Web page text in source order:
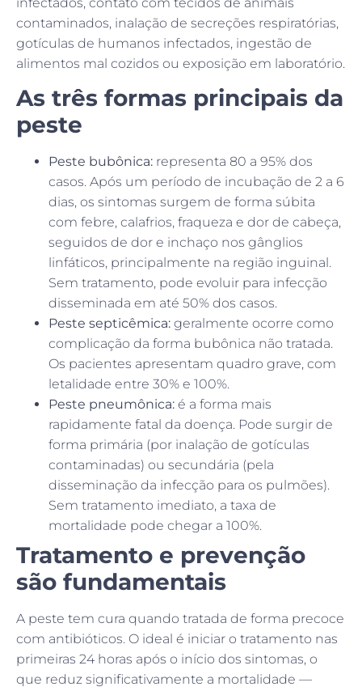
contaminados, inalação de secreções respiratórias,
gotículas de humanos infectados, ingestão de
alimentos mal cozidos ou exposição em laboratório.
As três formas principais da
peste
Peste bubônica: representa 80 a 95% dos
casos. Após um período de incubação de 2 a 6
dias, os sintomas surgem de forma súbita
com febre, calafrios, fraqueza e dor de cabeça,
seguidos de dor e inchaço nos gânglios
linfáticos, principalmente na região inguinal.
Sem tratamento, pode evoluir para infecção
disseminada em até 50% dos casos.
Peste septicêmica: geralmente ocorre como
complicação da forma bubônica não tratada.
Os pacientes apresentam quadro grave, com
letalidade entre 30% e 100%.
Peste pneumônica: é a forma mais
rapidamente fatal da doença. Pode surgir de
forma primária (por inalação de gotículas
contaminadas) ou secundária (pela
disseminação da infecção para os pulmões).
Sem tratamento imediato, a taxa de
mortalidade pode chegar a 100%.
Tratamento e prevenção
são fundamentais
A peste tem cura quando tratada de forma precoce
com antibióticos. O ideal é iniciar o tratamento nas
primeiras 24 horas após o início dos sintomas, o
que reduz significativamente a mortalidade —